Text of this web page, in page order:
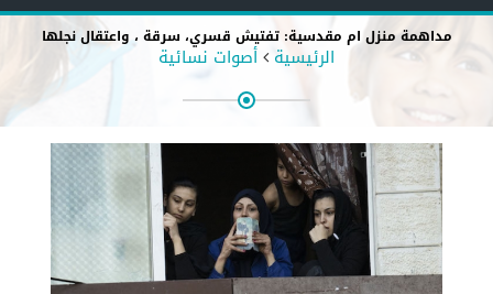
مداهمة منزل ام مقدسية: تفتيش قسري، سرقة ، واعتقال نجلها
الرئيسية أصوات نسائية